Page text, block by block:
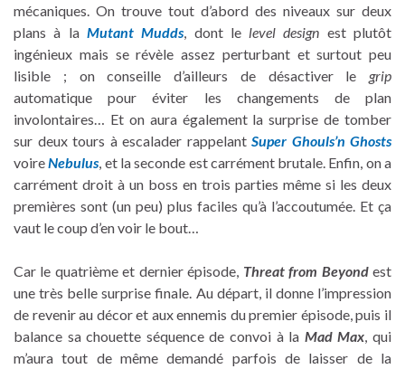
mécaniques. On trouve tout d’abord des niveaux sur deux
plans à la Mutant Mudds, dont le level design est plutôt
ingénieux mais se révèle assez perturbant et surtout peu
lisible ; on conseille d’ailleurs de désactiver le grip
automatique pour éviter les changements de plan
involontaires… Et on aura également la surprise de tomber
sur deux tours à escalader rappelant Super Ghouls’n Ghosts
voireNebulus, et la seconde est carrément brutale. Enfin, on a
carrément droit à un boss en trois parties même si les deux
premières sont (un peu) plus faciles qu’à l’accoutumée. Et ça
vaut le coup d’en voir le bout…
Car le quatrième et dernier épisode, Threat from Beyondest
une très belle surprise finale. Au départ, il donne l’impression
de revenir au décor et aux ennemis du premier épisode, puis il
balance sa chouette séquence de convoi à la Mad Max, qui
m’aura tout de même demandé parfois de laisser de la